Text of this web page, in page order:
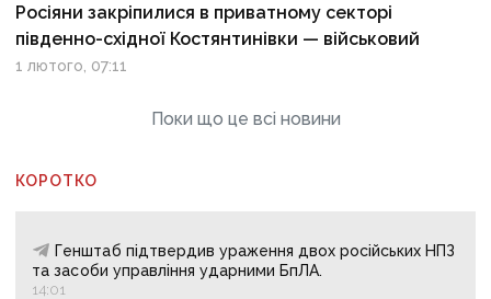
Росіяни закріпилися в приватному секторі
південно-східної Костянтинівки — військовий
1 лютого, 07:11
Поки що це всі новини
КОРОТКО
Генштаб підтвердив ураження двох російських НПЗ
та засоби управління ударними БпЛА.
14:01